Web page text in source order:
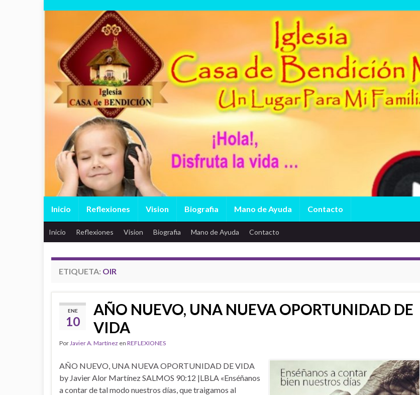
Inicio Reflexiones Vision Biografia Mano de Ayuda Contacto
Inicio Reflexiones Vision Biografia Mano de Ayuda Contacto
ETIQUETA: OIR
ENE
10
AÑO NUEVO, UNA NUEVA OPORTUNIDAD DE
VIDA
PorJavier A. Martínez en REFLEXIONES
AÑO NUEVO, UNA NUEVA OPORTUNIDAD DE VIDA
by Javier Alor Martínez SALMOS 90:12 |LBLA «Enséñanos
a contar de tal modo nuestros días, que traigamos al